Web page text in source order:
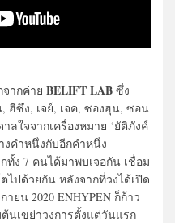
ากค่าย BELIFT LAB ซึ่ง
ฮีซึง, เจย์, เจค, ซองฮุน, ซอน
ลใจจากเครื่องหมาย ‘ยัติภังค์
งคำหนึ่งกับอีกคำหนึ่ง
ทั้ง 7 คนได้มาพบเจอกัน เชื่อม
ไปด้วยกัน หลังจากที่วงได้เปิด
ยน 2020 ENHYPEN ก็ก้าว
ต้นเขย่าวงการตั้งแต่วันแรก